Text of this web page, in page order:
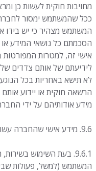
מחויבות חוקית לעשות כן
ככל שהמשתמש ימסור
המשתמש מצהיר כי יש בידו
הסכמתם כל נושאי המידע
אישי זה, למטרות המפורטות
לידיעתם של אותם צדדים
לא תישא באחריות בכל
הרשאה חוקית או יידוע
מידע אודותיהם על ידי
9.6. מידע אישי שהחברה עשויה להפיק לגבי המשתמש:
9.6.1. בעת השימוש
המשתמש (למשל, פעולות